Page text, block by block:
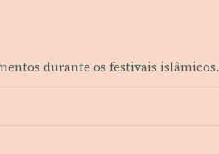
durante os festivais islâmicos.